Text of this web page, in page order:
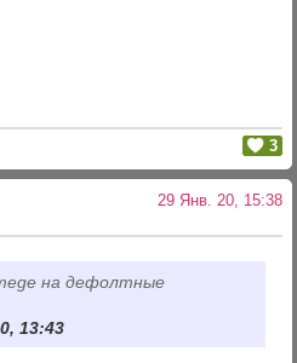
3
29 Янв. 20, 15:38
на дефолтные
13:43